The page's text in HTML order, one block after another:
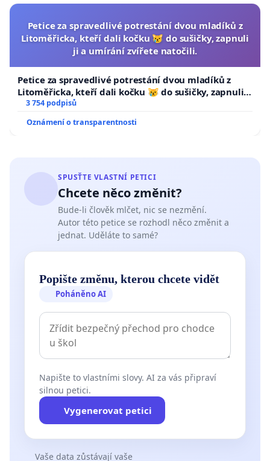
Petice za spravedlivé potrestání dvou mladíků z
Litoměřicka, kteří dali kočku 😿 do sušičky, zapnuli
ji a umírání zvířete natočili.
Petice za spravedlivé potrestání dvou mladíků z
Litoměřicka, kteří dali kočku 😿 do sušičky, zapnuli ji
a umírání zvířete natočili.
3 754 podpisů
Oznámení o transparentnosti
SPUSŤTE VLASTNÍ PETICI
Chcete něco změnit?
Bude-li člověk mlčet, nic se nezmění.
Autor této petice se rozhodl něco změnit a
jednat. Uděláte to samé?
Popište změnu, kterou chcete vidět
Poháněno AI
Napište to vlastními slovy. AI za vás připraví
silnou petici.
Vygenerovat petici
Vaše data zůstávají vaše